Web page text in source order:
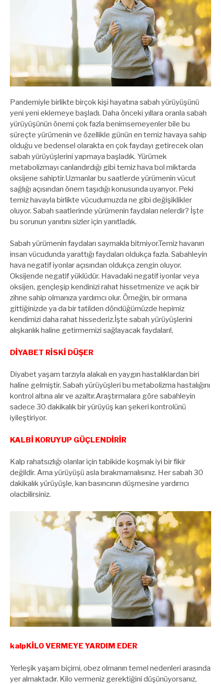
Pandemiyle birlikte birçok kişi hayatına sabah yürüyüşünü
yeni yeni eklemeye başladı. Daha önceki yıllara oranla sabah
yürüyüşünün önemi çok fazla benimsemeyenler bile bu
süreçte yürümenin ve özellikle günün en temiz havaya sahip
olduğu ve bedensel olarakta en çok faydayı getirecek olan
sabah yürüyüşlerini yapmaya başladık. Yürümek
metabolizmayı canlandırdığı gibi temiz hava bol miktarda
oksijene sahiptir.Uzmanlar bu saatlerde yürümenin vücut
sağlığı açısından önem taşıdığı konusunda uyarıyor. Peki
temiz havayla birlikte vücudumuzda ne gibi değişiklikler
oluyor. Sabah saatlerinde yürümenin faydaları nelerdir? İşte
bu sorunun yanıtını sizler için yanıtladık.
Sabah yürümenin faydaları saymakla bitmiyor.Temiz havanın
insan vücudunda yarattığı faydaları oldukça fazla. Sabahleyin
hava negatif iyonlar açısından oldukça zengin oluyor.
Oksijende negatif yüklüdür. Havadaki negatif iyonlar veya
oksijen, gençleşip kendinizi rahat hissetmenize ve açık bir
zihne sahip olmanıza yardımcı olur. Örneğin, bir ormana
gittiğinizde ya da bir tatilden döndüğümüzde hepimiz
kendimizi daha rahat hissederiz.İşte sabah yürüyüşlerini
alışkanlık haline getirmemizi sağlayacak faydaları!,
DİYABET RİSKİ DÜŞER
Diyabet yaşam tarzıyla alakalı en yaygın hastalıklardan biri
haline gelmiştir. Sabah yürüyüşleri bu metabolizma hastalığını
kontrol altına alır ve azaltır.Araştırmalara göre sabahleyin
sadece 30 dakikalık bir yürüyüş kan şekeri kontrolünü
iyileştiriyor.
KALBİ KORUYUP GÜÇLENDİRİR
Kalp rahatsızlığı olanlar için tabikide koşmak iyi bir fikir
değildir. Ama yürüyüşü asla bırakmamalısınız. Her sabah 30
dakikalık yürüyüşle, kan basıncının düşmesine yardımcı
olacbilirsiniz.
kalpKİLO VERMEYE YARDIM EDER
Yerleşik yaşam biçimi, obez olmanın temel nedenleri arasında
yer almaktadır. Kilo vermeniz gerektiğini düşünüyorsanız,